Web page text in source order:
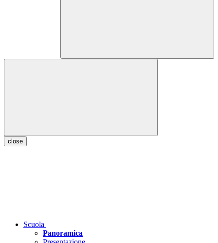
close
Scuola
Panoramica